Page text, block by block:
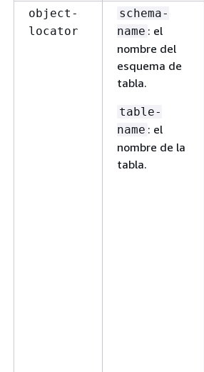
object-
locator
schema-
name : el
nombre del
esquema de
tabla.
table-
name : el
nombre de la
tabla.